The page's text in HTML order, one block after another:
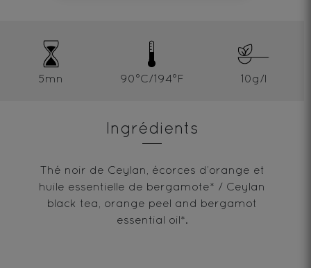
5mn 90°C/194°F 10g/l
Ingrédients
Thé noir de Ceylan, écorces d’orange et
huile essentielle de bergamote* / Ceylan
black tea, orange peel and bergamot
essential oil*.